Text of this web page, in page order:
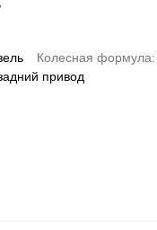
Колесная формула
привод